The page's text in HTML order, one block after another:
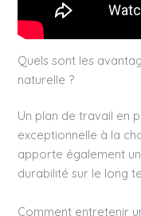
Quels sont les
naturelle ?
Un plan de travail en
exceptionnelle à la
apporte également
durabilité sur le long
Comment entretenir